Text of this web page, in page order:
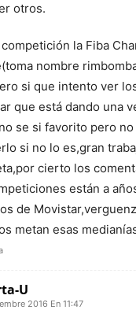
otros.
la Fiba
nombre
si que intento ver
que está dando una
se si favorito pero
si no lo es,gran
cierto los
están a
de
metan esas
U
2016 En 11:47